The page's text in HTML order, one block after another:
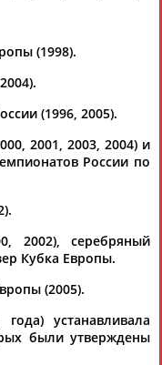
Герман
АБДУЛАЕВ
(1998).
(1996, 2005).
2001, 2003, 2004) и
России по
2002), серебряный
Кубка Европы.
(2005).
устанавливала
были утверждены